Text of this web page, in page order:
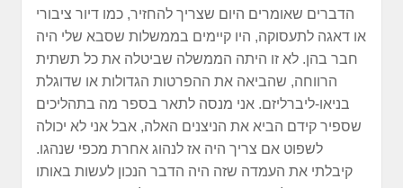
הדברים שאומרים היום שצריך להחזיר, כמו דיור ציבורי
או דאגה לתעסוקה, היו קיימים בממשלות שסבא שלי היה
חבר בהן. לא זו היתה הממשלה שביטלה את כל תשתית
הרווחה, שהביאה את ההפרטות הגדולות או שדוגלת
בניאו-ליברליזם. אני מנסה לתאר בספר מה בתהליכים
שספיר קידם הביא את הניצנים האלה, אבל אני לא יכולה
לשפוט אם צריך היה אז לנהוג אחרת מכפי שנהגו.
קיבלתי את העמדה שזה היה הדבר הנכון לעשות באותו